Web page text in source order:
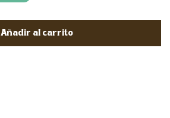
Añadir al carrito